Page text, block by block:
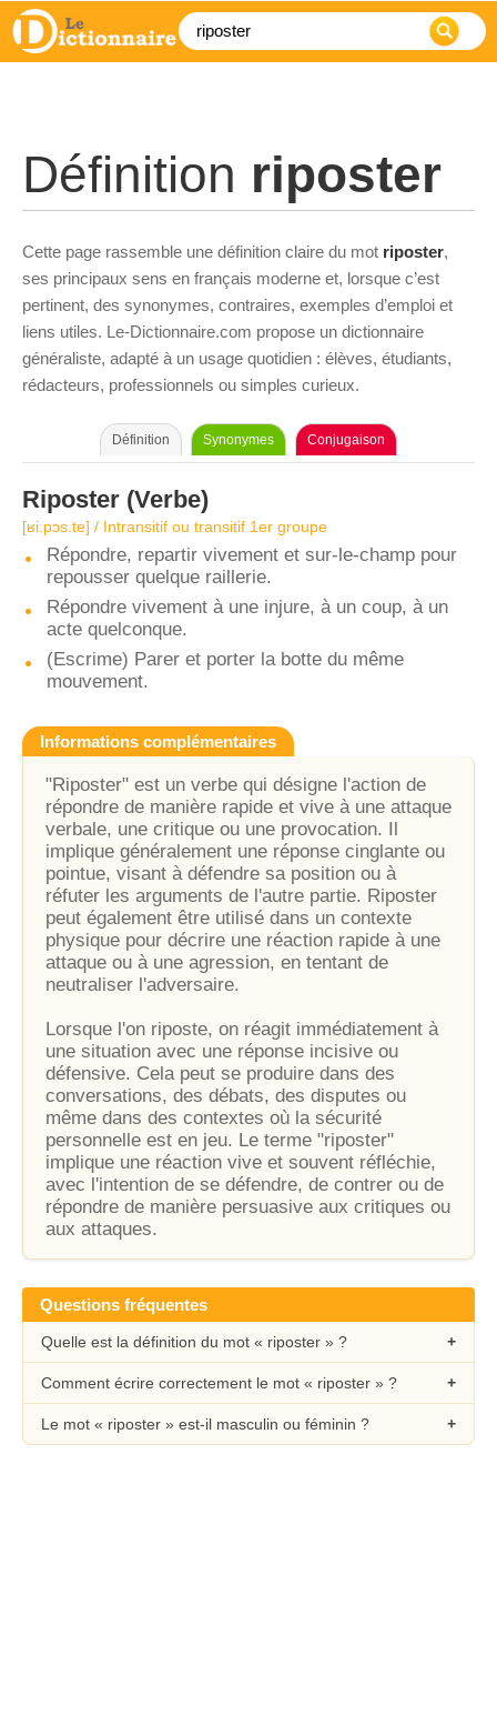
Définition riposter
Cette page rassemble une définition claire du mot riposter,
ses principaux sens en français moderne et, lorsque c’est
pertinent, des synonymes, contraires, exemples d’emploi et
liens utiles. Le-Dictionnaire.com propose un dictionnaire
généraliste, adapté à un usage quotidien : élèves, étudiants,
rédacteurs, professionnels ou simples curieux.
Définition Synonymes Conjugaison
Riposter (Verbe)
[ʁi.pɔs.te] / Intransitif ou transitif 1er groupe
Répondre, repartir vivement et sur-le-champ pour
repousser quelque raillerie.
Répondre vivement à une injure, à un coup, à un
acte quelconque.
(Escrime) Parer et porter la botte du même
mouvement.
Informations complémentaires
"Riposter" est un verbe qui désigne l'action de
répondre de manière rapide et vive à une attaque
verbale, une critique ou une provocation. Il
implique généralement une réponse cinglante ou
pointue, visant à défendre sa position ou à
réfuter les arguments de l'autre partie. Riposter
peut également être utilisé dans un contexte
physique pour décrire une réaction rapide à une
attaque ou à une agression, en tentant de
neutraliser l'adversaire.
Lorsque l'on riposte, on réagit immédiatement à
une situation avec une réponse incisive ou
défensive. Cela peut se produire dans des
conversations, des débats, des disputes ou
même dans des contextes où la sécurité
personnelle est en jeu. Le terme "riposter"
implique une réaction vive et souvent réfléchie,
avec l'intention de se défendre, de contrer ou de
répondre de manière persuasive aux critiques ou
aux attaques.
Questions fréquentes
Quelle est la définition du mot « riposter » ?
Comment écrire correctement le mot « riposter » ?
Le mot « riposter » est-il masculin ou féminin ?